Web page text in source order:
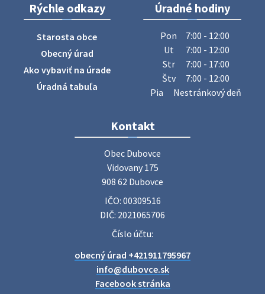
ZBER ŽELEZA
Obecný úrad oznamuje občanom, že v stredu 29. júla 2026
sa v našej obci uskutoční zber železa. Pracovníci Obecného
úradu budú od 8.00 hod. prechádzať obcou a zbierať
železný odpad …
27. júla 2026 06:31
Zájazd do Veľkého Medera
Základná organizácia Únie žien Slovenska Dubovce
srdečne pozýva svoje členky, ich rodinných príslušníkov aj
priateľov na jednodňový zájazd na termálne kúpalisko
Poradne komplexnej pomoci
diskrétne komplexné odborné poradenstvo. Tím
odborníkov Vám pomôžte nájsť riešenie v piatich kľúčových
oblastiach: právo rodina a v…
Rýchle odkazy
Starosta obce
Obecný úrad
Ako vybaviť na úrade
Úradná tabuľa
Úradné hodiny
Pon
7:00 - 12:00
Ut
7:00 - 12:00
Str
7:00 - 17:00
Štv
7:00 - 12:00
Pia
Nestránkový deň
Kontakt
Obec Dubovce
Vidovany 175
908 62 Dubovce
IČO: 00309516
DIČ: 2021065706
Číslo účtu:
obecný úrad +421911795967
info@dubovce.sk
Facebook stránka